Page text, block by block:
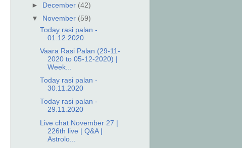
►
December (42)
▼
November (59)
Today rasi palan -
01.12.2020
Vaara Rasi Palan (29-11-
2020 to 05-12-2020) |
Week...
Today rasi palan -
30.11.2020
Today rasi palan -
29.11.2020
Live chat November 27 |
226th live | Q&A |
Astrolo...